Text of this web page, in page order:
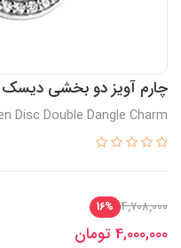
چارم آویز دو بخشی دیسک
Disc Double Dangle Charm
4,708,000
16%
4,000,000 تومان